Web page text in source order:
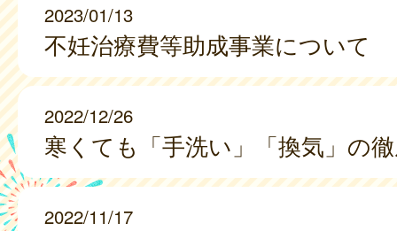
2023/01/13
不妊治療費等助成事業について
2022/12/26
寒くても「手洗い」「換気」の
2022/11/17